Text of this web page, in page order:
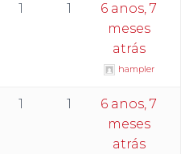
1 1
6 anos, 7
meses
atrás
hampler
1 1
6 anos, 7
meses
atrás